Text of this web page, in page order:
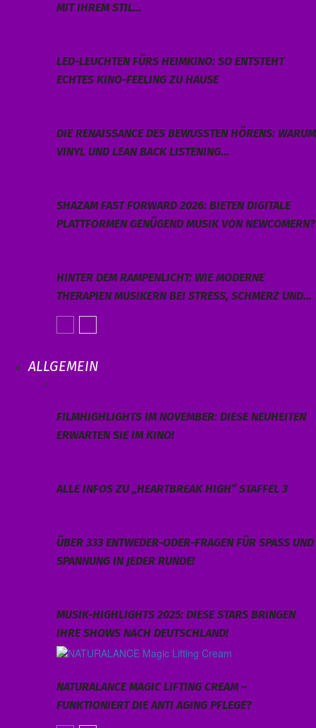
MIT IHREM STIL…
LED-LEUCHTEN FÜRS HEIMKINO: SO ENTSTEHT
ECHTES KINO-FEELING ZU HAUSE
DIE RENAISSANCE DES BEWUSSTEN HÖRENS: WARUM
VINYL UND LEAN BACK LISTENING…
SHAZAM FAST FORWARD 2026: BIETEN DIGITALE
PLATTFORMEN GENÜGEND MUSIK VON NEWCOMERN?
HINTER DEM RAMPENLICHT: WIE MODERNE
THERAPIEN MUSIKERN BEI STRESS, SCHMERZ UND…
ALLGEMEIN
FILMHIGHLIGHTS IM NOVEMBER: DIESE NEUHEITEN
ERWARTEN SIE IM KINO!
ALLE INFOS ZU „HEARTBREAK HIGH“ STAFFEL 3
ÜBER 333 ENTWEDER-ODER-FRAGEN FÜR SPASS UND S
PANNUNG IN JEDER RUNDE!
MUSIK-HIGHLIGHTS 2025: DIESE STARS BRINGEN
IHRE SHOWS NACH DEUTSCHLAND!
NATURALANCE MAGIC LIFTING CREAM –
FUNKTIONIERT DIE ANTI AGING PFLEGE?